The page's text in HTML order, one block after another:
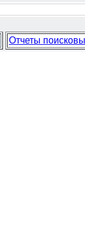
Отчеты